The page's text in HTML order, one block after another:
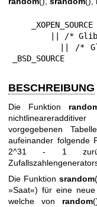
_BSD_SOURCE
BESCHREIBUNG
Die Funktion
vorgegebenen
aufeinander folgende
2^31 - 1
Die Funktionsrandom
»Saat«) für eine neue
welche von random